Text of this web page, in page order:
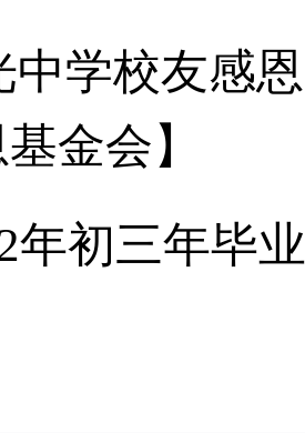
中学校友感
基金会】
年初三年毕